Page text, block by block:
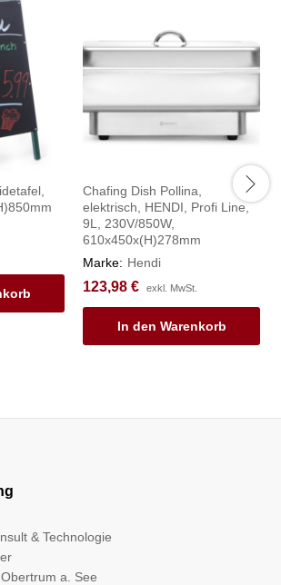
Chafing Dish Pollina,
elektrisch, HENDI, Profi Line,
9L, 230V/850W,
610x450x(H)278mm
Marke: Hendi
123,98 € exkl. MwSt.
In den Warenkorb
& Technologie
a. See